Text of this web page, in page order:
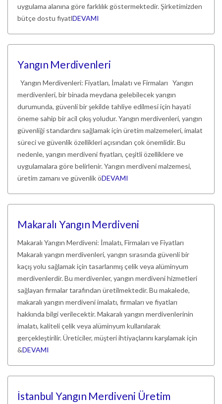
uygulama alanına göre farklılık göstermektedir. Şirketimizden
bütçe dostu fiyatlDEVAMI
Yangın Merdivenleri
Yangın Merdivenleri: Fiyatları, İmalatı ve Firmaları Yangın
merdivenleri, bir binada meydana gelebilecek yangın
durumunda, güvenli bir şekilde tahliye edilmesi için hayati
öneme sahip bir acil çıkış yoludur. Yangın merdivenleri, yangın
güvenliği standardını sağlamak için üretim malzemeleri, imalat
süreci ve güvenlik özellikleri açısından çok önemlidir. Bu
nedenle, yangın merdiveni fiyatları, çeşitli özelliklere ve
uygulamalara göre belirlenir. Yangın merdiveni malzemesi,
üretim zamanı ve güvenlik öDEVAMI
Makaralı Yangın Merdiveni
Makaralı Yangın Merdiveni: İmalatı, Firmaları ve Fiyatları
Makaralı yangın merdivenleri, yangın sırasında güvenli bir
kaçış yolu sağlamak için tasarlanmış çelik veya alüminyum
merdivenlerdir. Bu merdivenler, yangın merdiveni hizmetleri
sağlayan firmalar tarafından üretilmektedir. Bu makalede,
makaralı yangın merdiveni imalatı, firmaları ve fiyatları
hakkında bilgi verilecektir. Makaralı yangın merdivenlerinin
imalatı, kaliteli çelik veya alüminyum kullanılarak
gerçekleştirilir. Üreticiler, müşteri ihtiyaçlarını karşılamak için
&DEVAMI
İstanbul Yangın Merdiveni Üretim